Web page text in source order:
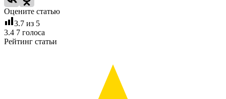
Оцените статью
3.7 из 5
3.4 7 голоса
Рейтинг статьи